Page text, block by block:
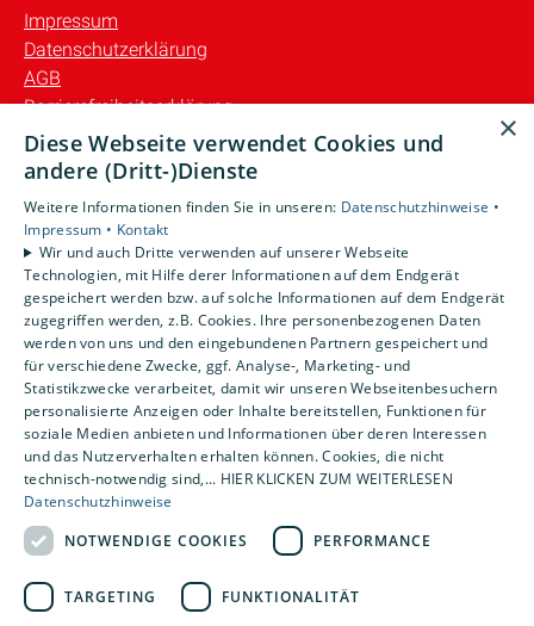
Impressum
Datenschutzerklärung
AGB
Barrierefreiheitserklärung
Unsere Bereiche
Gewerbekunden
Karriere
Unternehmen
Kontakt
×
Diese Webseite verwendet Cookies und
andere (Dritt-)Dienste
Weitere Informationen finden Sie in unseren: Datenschutzhinweise •
Impressum • Kontakt
Wir und auch Dritte verwenden auf unserer Webseite
Technologien, mit Hilfe derer Informationen auf dem Endgerät
gespeichert werden bzw. auf solche Informationen auf dem Endgerät
zugegriffen werden, z.B. Cookies. Ihre personenbezogenen Daten
werden von uns und den eingebundenen Partnern gespeichert und
für verschiedene Zwecke, ggf. Analyse-, Marketing- und
Statistikzwecke verarbeitet, damit wir unseren Webseitenbesuchern
personalisierte Anzeigen oder Inhalte bereitstellen, Funktionen für
soziale Medien anbieten und Informationen über deren Interessen
und das Nutzerverhalten erhalten können. Cookies, die nicht
technisch-notwendig sind,... HIER KLICKEN ZUM WEITERLESEN
Datenschutzhinweise
NOTWENDIGE COOKIES
PERFORMANCE
TARGETING FUNKTIONALITÄT